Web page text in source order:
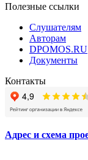
Полезные ссылки
Слушателям
Авторам
DPOMOS.RU
Документы
Контакты
Адрес и схема